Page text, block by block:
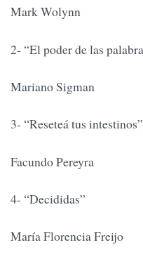
Mark Wolynn
2- “El poder de las
Mariano Sigman
3- “Reseteá tus intestinos”
Facundo Pereyra
4- “Decididas”
María Florencia Freijo